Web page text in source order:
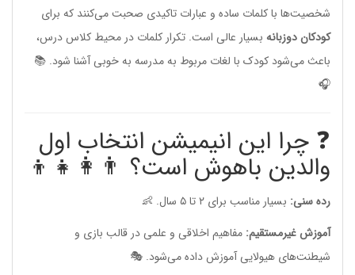
شخصیت‌ها با کلمات ساده و عبارات تاکیدی صحبت می‌کنند که برای
کودکان دوزبانهبسیار عالی است. تکرار کلمات در محیط کلاس درس،
باعث می‌شود کودک با لغات مربوط به مدرسه به خوبی آشنا شود. 📚
❓ چرا این انیمیشن انتخاب اول
والدین باهوش است؟ 👨‍👩‍👧‍👦
رده سنی:بسیار مناسب برای ۲ تا ۵ سال. 👶
آموزش غیرمستقیم:مفاهیم اخلاقی و علمی در قالب بازی و
شیطنت‌های هیولایی آموزش داده می‌شود. 🎭